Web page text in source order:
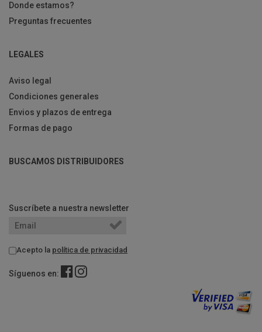
Donde estamos?
Preguntas frecuentes
LEGALES
Aviso legal
Condiciones generales
Envios y plazos de entrega
Formas de pago
BUSCAMOS DISTRIBUIDORES
Suscríbete a nuestra newsletter
Acepto la política de privacidad
Síguenos en: